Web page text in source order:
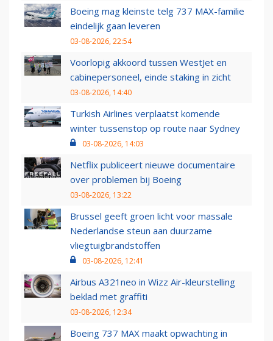
Boeing mag kleinste telg 737 MAX-familie
eindelijk gaan leveren
03-08-2026, 22:54
Voorlopig akkoord tussen WestJet en
cabinepersoneel, einde staking in zicht
03-08-2026, 14:40
Turkish Airlines verplaatst komende
winter tussenstop op route naar Sydney
03-08-2026, 14:03
Netflix publiceert nieuwe documentaire
over problemen bij Boeing
03-08-2026, 13:22
Brussel geeft groen licht voor massale
Nederlandse steun aan duurzame
vliegtuigbrandstoffen
03-08-2026, 12:41
Airbus A321neo in Wizz Air-kleurstelling
beklad met graffiti
03-08-2026, 12:34
Boeing 737 MAX maakt opwachting in